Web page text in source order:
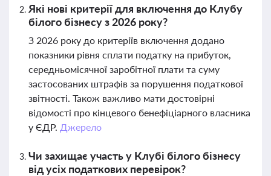
Які нові критерії для включення до Клубу
білого бізнесу з 2026 року?
З 2026 року до критеріїв включення додано
показники рівня сплати податку на прибуток,
середньомісячної заробітної плати та суму
застосованих штрафів за порушення податкової
звітності. Також важливо мати достовірні
відомості про кінцевого бенефіціарного власника
у ЄДР. Джерело
Чи захищає участь у Клубі білого бізнесу
від усіх податкових перевірок?